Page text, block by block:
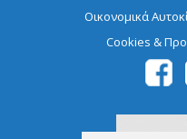
Οικονομικά
Cookies &